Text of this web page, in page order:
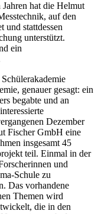
hat die Helmut
auf den
und stattdessen
unterstützt.
ein
genauer gesagt: ein
begabte und an
Dezember
Fischer GmbH eine
insgesamt 45
teil. Einmal in der
und
Schule zu
Das vorhandene
Themen wird
die in den